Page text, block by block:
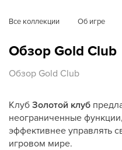
Все коллекции Об игре
Обзор Gold Club
Обзор Gold Club
КлубЗолотой клуб
неограниченные
эффективнее управлять
игровом мире.